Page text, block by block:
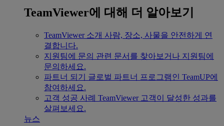
TeamViewer에 대해 더 알아보기
TeamViewer 소개 사람, 장소, 사물을 안전하게 연
결합니다.
지원팀에 문의 관련 문서를 찾아보거나 지원팀에
문의하세요.
파트너 되기
글로벌 파트너 프로그램인 TeamUP에
참여하세요.
고객 성공 사례 TeamViewer 고객이 달성한 성과를
살펴보세요.
뉴스